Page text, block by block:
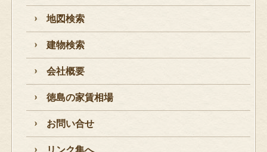
地図検索
建物検索
会社概要
徳島の家賃相場
お問い合せ
リンク集へ